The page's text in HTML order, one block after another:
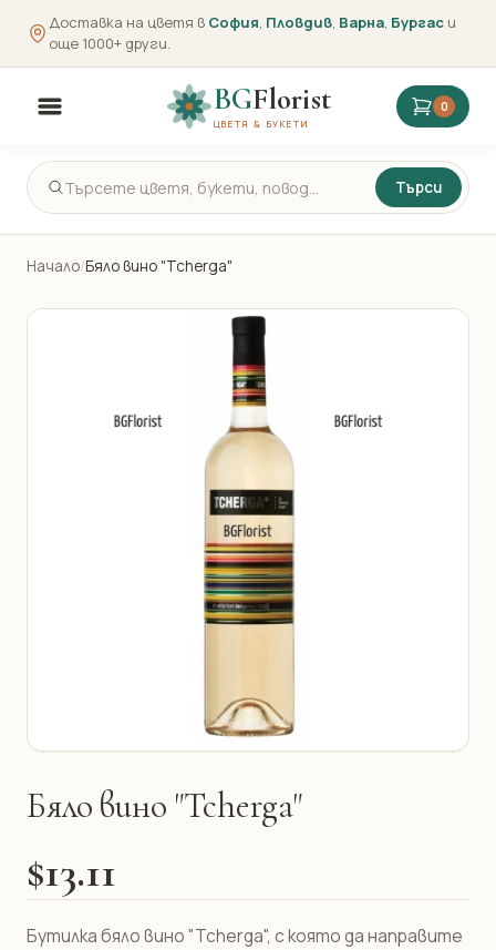
Доставка на цветя в София, Пловдив, Варна, Бургас и
още 1000+ други.
BGFlorist
ЦВЕТЯ & БУКЕТИ
0
Търси
Начало/Бяло вино "Tcherga"
Бяло вино "Tcherga"
$13.11
Бутилка бяло вино "Tcherga", с която да направите